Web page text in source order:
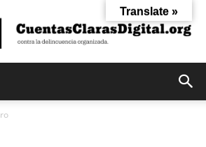
Translate »